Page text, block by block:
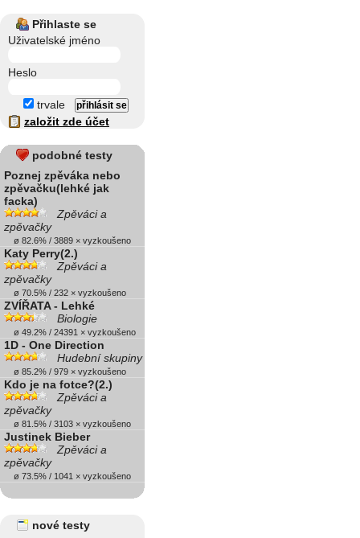
Přihlaste se
Uživatelské jméno
Heslo
trvale
založit zde účet
podobné testy
Poznej zpěváka nebo
zpěvačku(lehké jak
facka)
Zpěváci a
zpěvačky
ø 82.6% / 3889 × vyzkoušeno
Katy Perry(2.)
Zpěváci a
zpěvačky
ø 70.5% / 232 × vyzkoušeno
ZVÍŘATA - Lehké
Biologie
ø 49.2% / 24391 × vyzkoušeno
1D - One Direction
Hudební skupiny
ø 85.2% / 979 × vyzkoušeno
Kdo je na fotce?(2.)
Zpěváci a
zpěvačky
ø 81.5% / 3103 × vyzkoušeno
Justinek Bieber
Zpěváci a
zpěvačky
ø 73.5% / 1041 × vyzkoušeno
nové testy